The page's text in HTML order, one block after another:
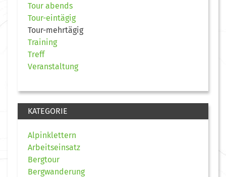
Tour abends
Tour-eintägig
Tour-mehrtägig
Training
Treff
Veranstaltung
KATEGORIE
Alpinklettern
Arbeitseinsatz
Bergtour
Bergwanderung